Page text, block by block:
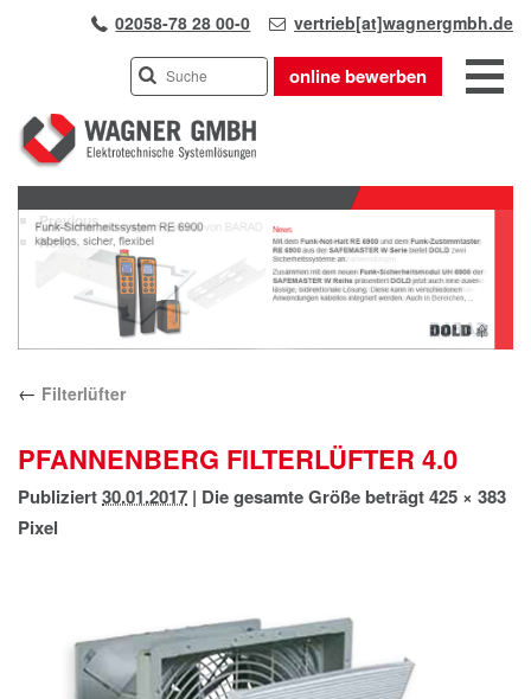
02058-78 28 00-0 vertrieb[at]wagnergmbh.de
online bewerben
INDUSTRIEVERTRETUNG
UNSER TEAM
WIR ÜBER UNS
KARRIERE
PRODUKTE
APPLIKATIONEN
KONTAKT
ANFAHRT
Previous
Next
← Filterlüfter
PFANNENBERG FILTERLÜFTER 4.0
Publiziert30.01.2017 | Die gesamte Größe beträgt425 × 383
Pixel